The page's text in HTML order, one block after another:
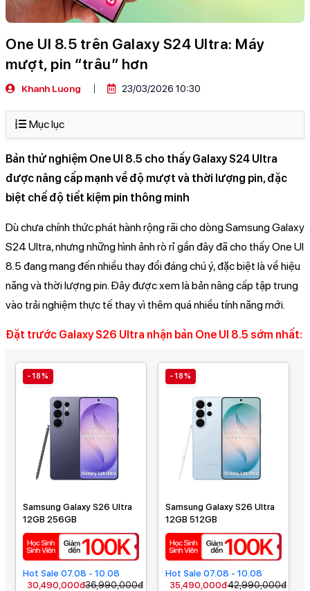
One UI 8.5 trên Galaxy S24 Ultra: Máy
mượt, pin “trâu” hơn
Khanh Luong 23/03/2026 10:30
Mục lục
Bản thử nghiệm One UI 8.5 cho thấy Galaxy S24 Ultra
được nâng cấp mạnh về độ mượt và thời lượng pin, đặc
biệt chế độ tiết kiệm pin thông minh
Dù chưa chính thức phát hành rộng rãi cho dòng Samsung Galaxy
S24 Ultra, nhưng những hình ảnh rò rỉ gần đây đã cho thấy One UI
8.5 đang mang đến nhiều thay đổi đáng chú ý, đặc biệt là về hiệu
năng và thời lượng pin. Đây được xem là bản nâng cấp tập trung
vào trải nghiệm thực tế thay vì thêm quá nhiều tính năng mới.
Đặt trước Galaxy S26 Ultra nhận bản One UI 8.5 sớm nhất:
-18%
Samsung Galaxy S26 Ultra
12GB 256GB
Hot Sale 07.08 - 10.08
30,490,000đ36,990,000đ
-18%
Samsung Galaxy S26 Ultra
12GB 512GB
Hot Sale 07.08 - 10.08
35,490,000đ42,990,000đ